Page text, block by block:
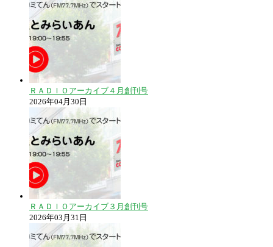
ＲＡＤＩＯアーカイブ４月創刊号
2026年04月30日
ＲＡＤＩＯアーカイブ３月創刊号
2026年03月31日